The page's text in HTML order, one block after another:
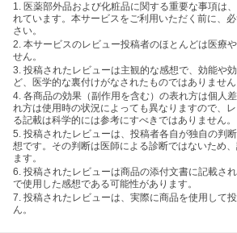
1. 医薬部外品および化粧品に関する重要な事項は
れています。本サービスをご利用いただく前に、
さい。
2. 本サービスのレビュー投稿者のほとんどは医療
せん。
3. 投稿されたレビューは主観的な感想で、効能や
ど、医学的な裏付けがなされたものではありません
4. 各商品の効果（副作用を含む）の表れ方は個人
れ方は使用時の状況によっても異なりますので、
る記載は科学的には参考にすべきではありません。
5. 投稿されたレビューは、投稿者各自が独自の判
想です。その判断は医師による診断ではないため
ます。
6. 投稿されたレビューは商品の添付文書に記載さ
で使用した感想である可能性があります。
7. 投稿されたレビューは、実際に商品を使用して
ん。